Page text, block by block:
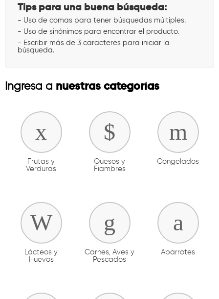
Tips para una buena búsqueda:
- Uso de comas para tener búsquedas múltiples.
- Uso de sinónimos para encontrar el producto.
- Escribir más de 3 caracteres para iniciar la
búsqueda.
Ingresa a nuestras categorías
Frutas y
Verduras
Quesos y
Fiambres
Congelados
Lácteos y
Huevos
Carnes, Aves y
Pescados
Abarrotes